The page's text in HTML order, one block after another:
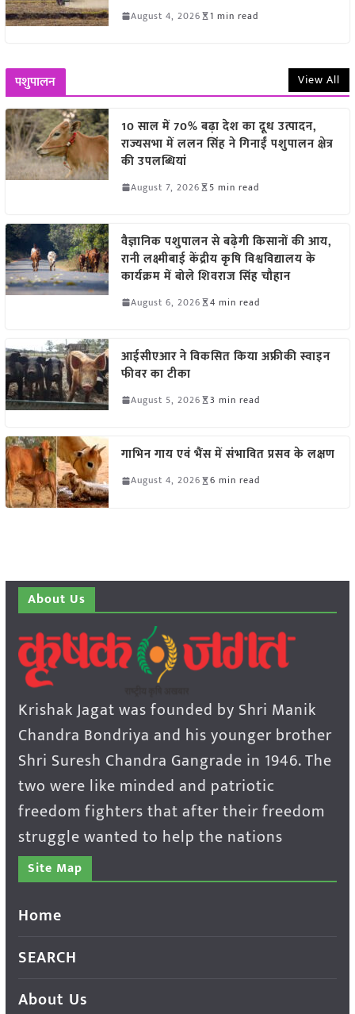
August 4, 2026 1 min read
पशुपालन View All
10 साल में 70% बढ़ा देश का दूध उत्पादन,
राज्यसभा में ललन सिंह ने गिनाईं पशुपालन क्षेत्र
की उपलब्धियां
August 7, 2026 5 min read
वैज्ञानिक पशुपालन से बढ़ेगी किसानों की आय,
रानी लक्ष्मीबाई केंद्रीय कृषि विश्वविद्यालय के
कार्यक्रम में बोले शिवराज सिंह चौहान
August 6, 2026 4 min read
आईसीएआर ने विकसित किया अफ्रीकी स्वाइन
फीवर का टीका
August 5, 2026 3 min read
गाभिन गाय एवं भैंस में संभावित प्रसव के लक्षण
August 4, 2026 6 min read
About Us
Krishak Jagat was founded by Shri Manik
Chandra Bondriya and his younger brother
Shri Suresh Chandra Gangrade in 1946. The
two were like minded and patriotic
freedom fighters that after their freedom
struggle wanted to help the nations
Site Map
Home
SEARCH
About Us